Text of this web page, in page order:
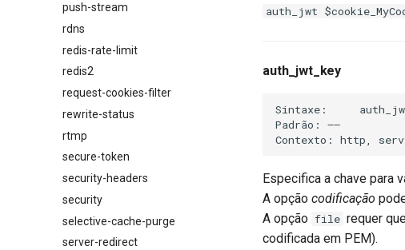
push-stream
rdns
redis-rate-limit
redis2
request-cookies-filter
rewrite-status
rtmp
secure-token
security-headers
security
selective-cache-purge
server-redirect
auth_jwt
auth_jwt_key
Sintaxe:
Padrão: ——
Especifica a chave para
A opção codificação
A opção file requer
codificada em PEM).